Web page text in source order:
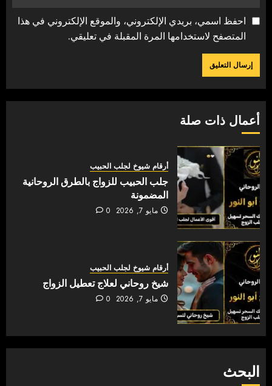
احفظ اسمي، بريدي الإلكتروني، والموقع الإلكتروني في هذا
المتصفح لاستخدامها المرة المقبلة في تعليقي.
أعمال ذات صلة
أرقام شيوخ لجلب الحبيب
جلب الحبيب للزواج بالطرق الروحانية
المضمونة
مايو 7, 2026 0
أرقام شيوخ لجلب الحبيب
شيخ روحاني لعلاج تعطيل الزواج
مايو 7, 2026 0
البحث